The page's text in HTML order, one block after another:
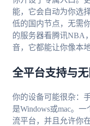
能，它会自动为你选
低的国内节点，无需
的服务器看腾讯NBA
音，它都能让你像本
全平台支持与
你的设备可能很杂：
是Windows或mac。
流平台，并且允许你